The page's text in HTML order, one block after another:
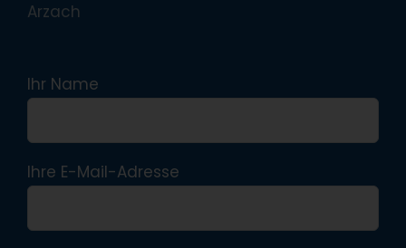
Arzach
Ihr Name
Ihre E-Mail-Adresse